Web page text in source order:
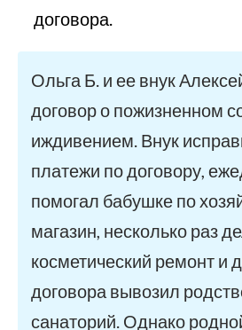
договора.
Ольга Б. и ее внук
договор о пожизненном
иждивением. Внук
платежи по договору,
помогал бабушке по
магазин, несколько раз
косметический ремонт и
договора вывозил
санаторий. Однако